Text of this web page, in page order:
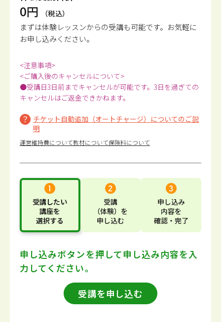
0円 （税込）
まずは体験レッスンからの受講も可能です。 お気軽に
お申し込みください。
<注意事項>
<ご購入後のキャンセルについて>
●受講日3日前までキャンセルが可能です。3日を過ぎての
キャンセルはご返金できかねます。
チケット自動追加（オートチャージ）についてのご説
明
運営維持費について教材について保険料について
受講したい
講座を
選択する
受講
（体験） を
申し込む
申し込み
内容を
確認・完了
申し込みボタンを押して申し込み内容を入
力してください。
受講を申し込む